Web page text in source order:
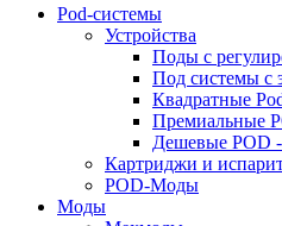
Pod-системы
Устройства
Поды с
Под системы с
Квадратные
Премиальные
Дешевые POD
Картриджи и
POD-Моды
Моды